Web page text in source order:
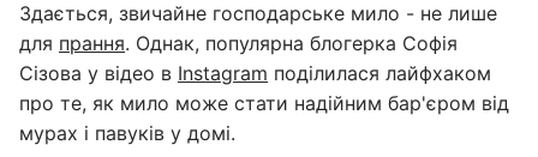
Здається, звичайне господарське мило - не лише
для прання. Однак, популярна блогерка Софія
Сізова у відео в Instagram поділилася лайфхаком
про те, як мило може стати надійним бар'єром від
мурах і павуків у домі.